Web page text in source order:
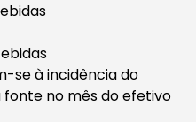
se à incidência do
no mês do efetivo